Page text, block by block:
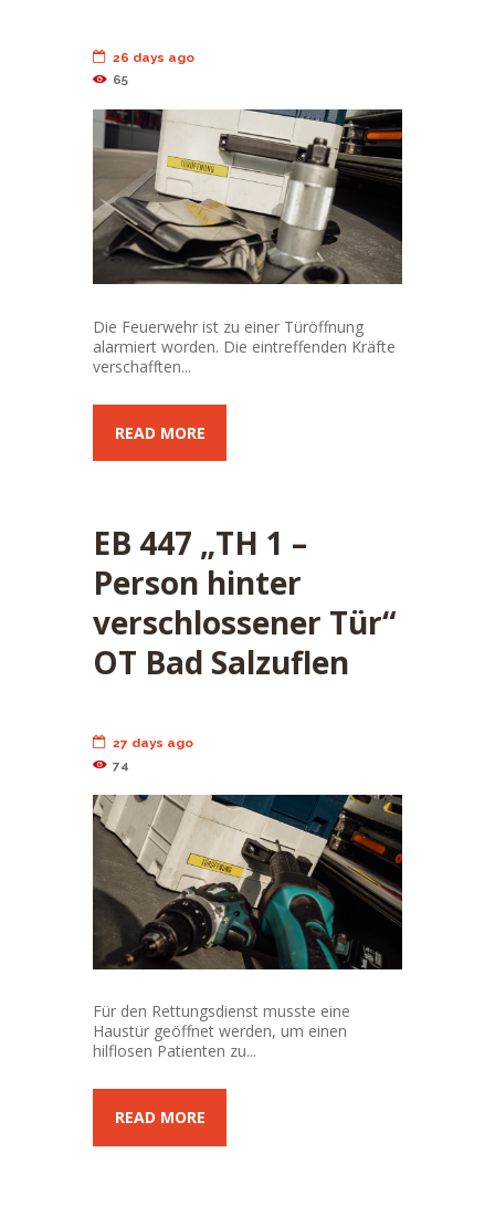
26 days ago
65
Die Feuerwehr ist zu einer Türöffnung
alarmiert worden. Die eintreffenden Kräfte
verschafften...
READ MORE
EB 447 „TH 1 –
Person hinter
verschlossener Tür“
OT Bad Salzuflen
27 days ago
74
Für den Rettungsdienst musste eine
Haustür geöffnet werden, um einen
hilflosen Patienten zu...
READ MORE